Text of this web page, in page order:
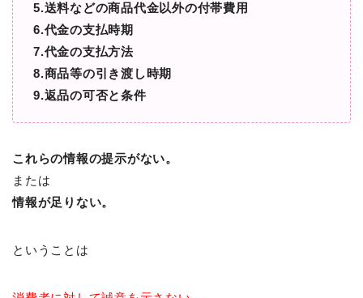
5.送料などの商品代金以外の付帯費用
6.代金の支払時期
7.代金の支払方法
8.商品等の引き渡し時期
9.返品の可否と条件
これらの情報の提示がない。
または
情報が足りない。
ということは